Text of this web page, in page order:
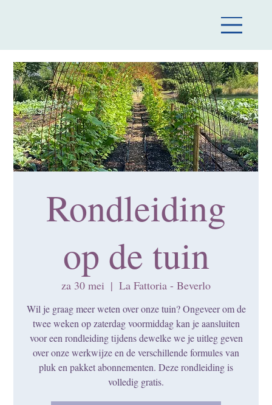
Rondleiding
op de tuin
za 30 mei
  |
La Fattoria - Beverlo
Wil je graag meer weten over onze tuin? Ongeveer om de
twee weken op zaterdag voormiddag kan je aansluiten
voor een rondleiding tijdens dewelke we je uitleg geven
over onze werkwijze en de verschillende formules van
pluk en pakket abonnementen. Deze rondleiding is
volledig gratis.